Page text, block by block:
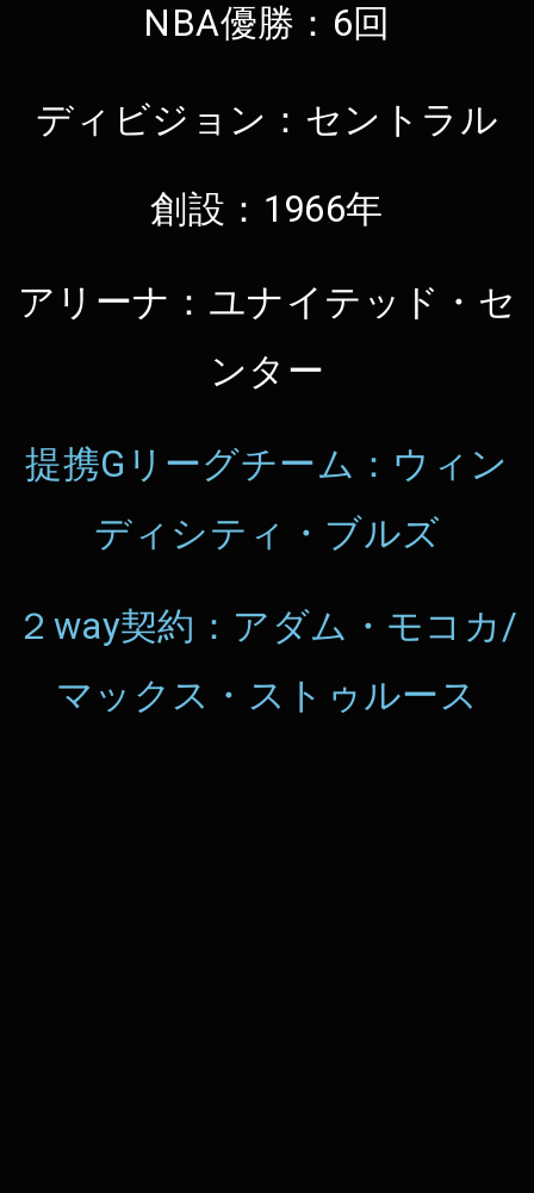
NBA優勝：6回
ディビジョン：セントラル
創設：1966年
アリーナ：ユナイテッド・セ
ンター
提携Gリーグチーム：ウィン
ディシティ・ブルズ
２way契約：アダム・モコカ/
マックス・ストゥルース